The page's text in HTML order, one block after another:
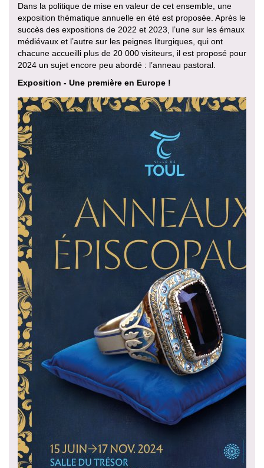
Dans la politique de mise en valeur de cet ensemble, une
exposition thématique annuelle en été est proposée. Après le
succès des expositions de 2022 et 2023, l’une sur les émaux
médiévaux et l’autre sur les peignes liturgiques, qui ont
chacune accueilli plus de 20 000 visiteurs, il est proposé pour
2024 un sujet encore peu abordé : l’anneau pastoral.
Exposition - Une première en Europe !